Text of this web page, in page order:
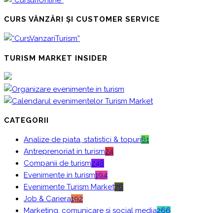
CURS VÂNZĂRI ȘI CUSTOMER SERVICE
TURISM MARKET INSIDER
CATEGORII
Analize de piata, statistici & topuri61
Antreprenoriat in turism24
Companii de turism248
Evenimente in turism194
Evenimente Turism Market76
Job & Cariera192
Marketing, comunicare si social media266